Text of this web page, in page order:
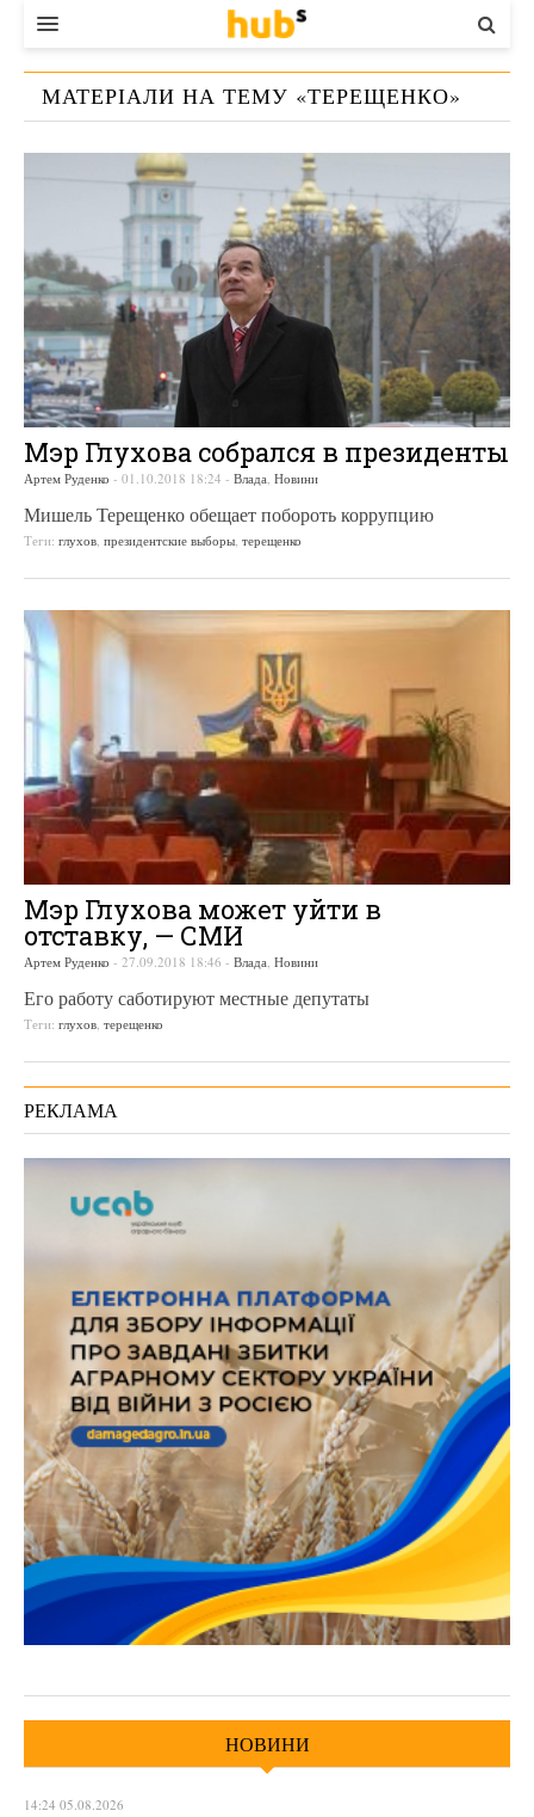
ВЛАДА
ЕКОНОМІКА
СТАРТЕР
КОНТАКТИ
МАТЕРІАЛИ НА ТЕМУ «ТЕРЕЩЕНКО»
Мэр Глухова собрался в президенты
Артем Руденко - 01.10.2018 18:24 - Влада Новини
Мишель Терещенко обещает побороть коррупцию
Теги: глухов президентские выборы терещенко
Мэр Глухова может уйти в
отставку, — СМИ
Артем Руденко - 27.09.2018 18:46 - Влада, Новини
Его работу саботируют местные депутаты
Теги: глухов, терещенко
РЕКЛАМА
НОВИНИ
14:24 05.08.2026